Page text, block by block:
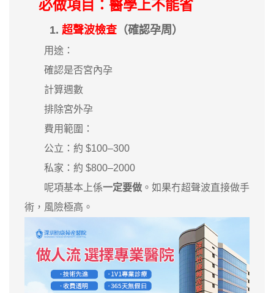
必做項目：醫學上不能省
1. 超聲波檢查 （確認孕周）
用途：
確認是否宮內孕
計算週數
排除宮外孕
費用範圍：
公立：約 $100–300
私家：約 $800–2000
呢項基本上係一定要做 。如果冇超聲波直接做手
術，風險極高。